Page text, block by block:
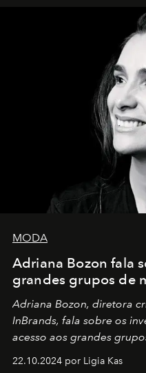
MODA
Adriana Bozon fala
grandes grupos de
Adriana Bozon, diretora
InBrands, fala sobre os
acesso aos grandes
22.10.2024 por Ligia Kas